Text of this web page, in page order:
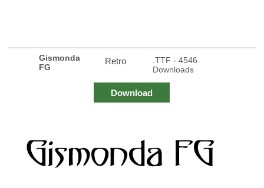
Gismonda
FG
Retro
.TTF - 4546
Downloads
Download